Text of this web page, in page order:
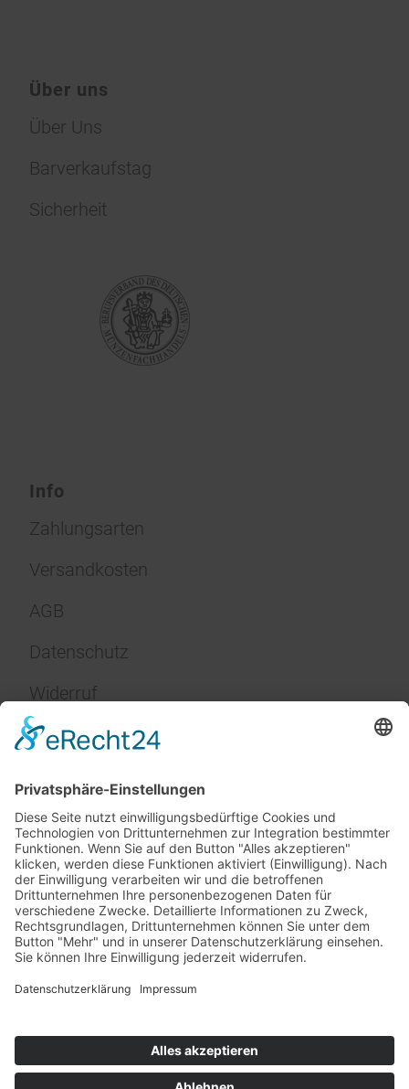
Über uns
Über Uns
Barverkaufstag
Sicherheit
Info
Zahlungsarten
Versandkosten
AGB
Datenschutz
Widerruf
Impressum
Service
FAQ
Zahlungsarten